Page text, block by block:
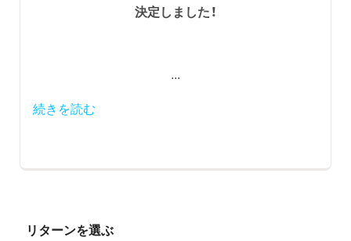
決定しました！
...
続きを読む
リターンを選ぶ